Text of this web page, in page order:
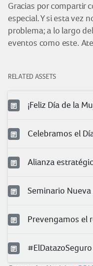
Gracias por compartir
especial. Y si esta vez
problema; a lo largo
eventos como este.
RELATED ASSETS
¡Feliz Día de la
Celebramos el
Alianza
Prevengamos el
#ElDatazoSeguro